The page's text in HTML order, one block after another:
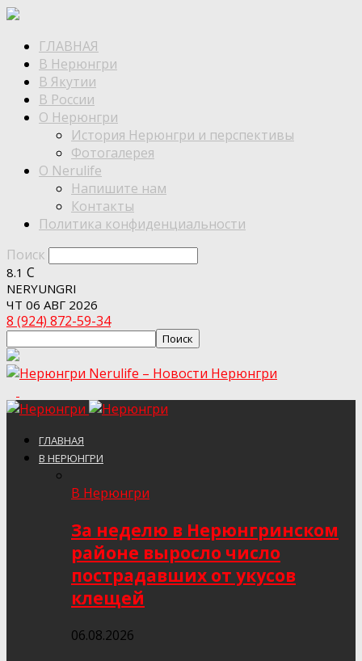
ГЛАВНАЯ
В Нерюнгри
В Якутии
В России
О Нерюнгри
История Нерюнгри и перспективы
Фотогалерея
О Nerulife
Напишите нам
Контакты
Политика конфиденциальности
Поиск
8.1 C
NERYUNGRI
ЧТ 06 АВГ 2026
8 (924) 872-59-34
Nerulife – Новости Нерюнгри
ГЛАВНАЯ
В НЕРЮНГРИ
В Нерюнгри
За неделю в Нерюнгринском
районе выросло число
пострадавших от укусов
клещей
06.08.2026